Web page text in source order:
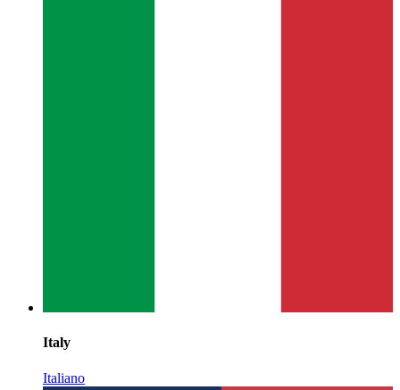
Italy
Italiano